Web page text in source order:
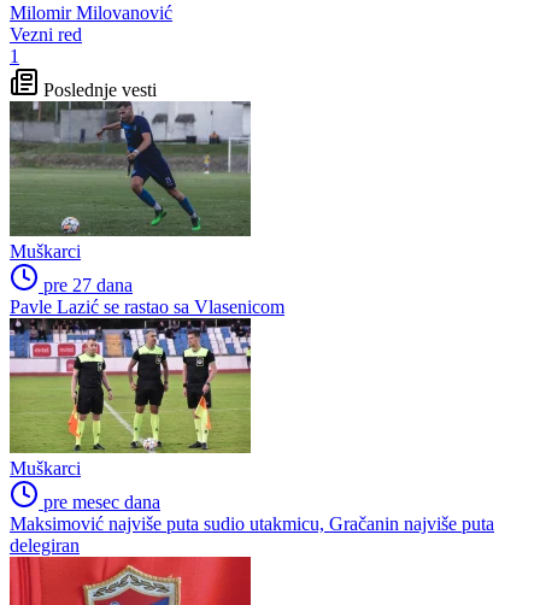
Milomir Milovanović
Vezni red
1
Poslednje vesti
Muškarci
pre 27 dana
Pavle Lazić se rastao sa Vlasenicom
Muškarci
pre mesec dana
Maksimović najviše puta sudio utakmicu, Gračanin najviše puta
delegiran